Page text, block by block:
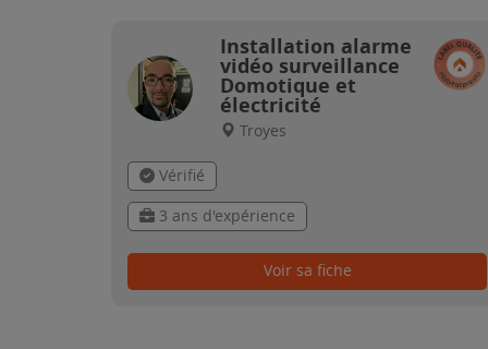
Installation alarme
vidéo surveillance
Domotique et
électricité
Troyes
Vérifié
3 ans d'expérience
Voir sa fiche